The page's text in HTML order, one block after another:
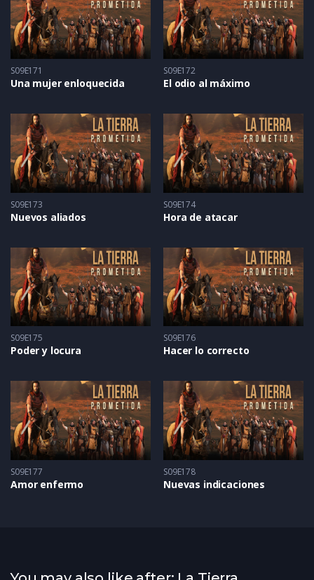
S09E171
Una mujer enloquecida
S09E172
El odio al máximo
S09E173
Nuevos aliados
S09E174
Hora de atacar
S09E175
Poder y locura
S09E176
Hacer lo correcto
S09E177
Amor enfermo
S09E178
Nuevas indicaciones